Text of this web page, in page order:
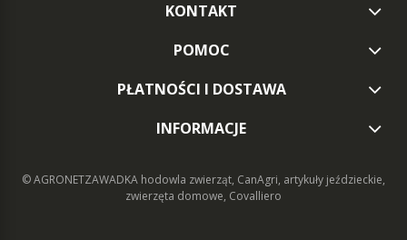
KONTAKT
POMOC
PŁATNOŚCI I DOSTAWA
INFORMACJE
© AGRONETZAWADKA hodowla zwierząt, CanAgri, artykuły jeździeckie,
zwierzęta domowe, Covalliero